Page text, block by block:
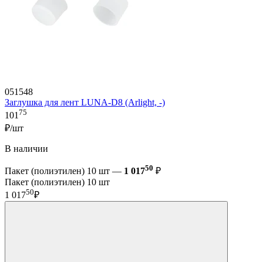
051548
Заглушка для лент LUNA-D8 (Arlight, -)
10175
₽/шт
В наличии
Пакет (полиэтилен) 10 шт — 1 01750 ₽
Пакет (полиэтилен) 10 шт
1 01750₽